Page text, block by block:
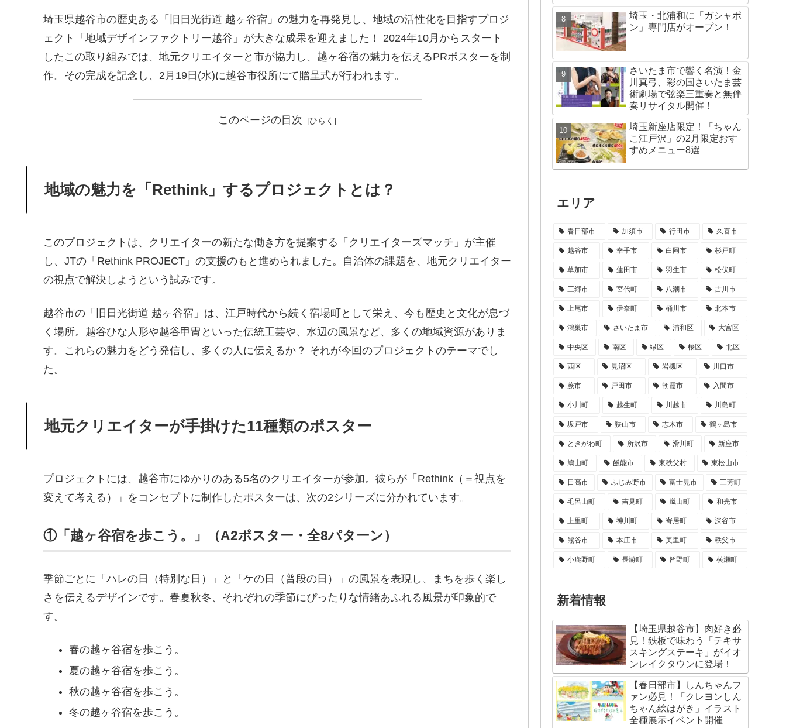
埼玉県越谷市の歴史ある「旧日光街道 越ヶ谷宿」の魅力を再発見し、地域の活性化を目指すプロジ
ェクト「地域デザインファクトリー越谷」が大きな成果を迎えました！ 2024年10月からスタート
したこの取り組みでは、地元クリエイターと市が協力し、越ヶ谷宿の魅力を伝えるPRポスターを制
作。その完成を記念し、2月19日(水)に越谷市役所にて贈呈式が行われます。
このページの目次
地域の魅力を「Rethink」するプロジェクトとは？
このプロジェクトは、クリエイターの新たな働き方を提案する「クリエイターズマッチ」が主催
し、JTの「Rethink PROJECT」の支援のもと進められました。自治体の課題を、地元クリエイター
の視点で解決しようという試みです。
越谷市の「旧日光街道 越ヶ谷宿」は、江戸時代から続く宿場町として栄え、今も歴史と文化が息づ
く場所。越谷ひな人形や越谷甲冑といった伝統工芸や、水辺の風景など、多くの地域資源がありま
す。これらの魅力をどう発信し、多くの人に伝えるか？ それが今回のプロジェクトのテーマでし
た。
地元クリエイターが手掛けた11種類のポスター
プロジェクトには、越谷市にゆかりのある5名のクリエイターが参加。彼らが「Rethink（＝視点を
変えて考える）」をコンセプトに制作したポスターは、次の2シリーズに分かれています。
①「越ヶ谷宿を歩こう。」（A2ポスター・全8パターン）
季節ごとに「ハレの日（特別な日）」と「ケの日（普段の日）」の風景を表現し、まちを歩く楽し
さを伝えるデザインです。春夏秋冬、それぞれの季節にぴったりな情緒あふれる風景が印象的で
す。
春の越ヶ谷宿を歩こう。
夏の越ヶ谷宿を歩こう。
秋の越ヶ谷宿を歩こう。
冬の越ヶ谷宿を歩こう。
埼玉・北浦和に「ガシャポ
ン」専門店がオープン！
さいたま市で響く名演！金
川真弓、彩の国さいたま芸
術劇場で弦楽三重奏と無伴
奏リサイタル開催！
埼玉新座店限定！「ちゃん
こ江戸沢」の2月限定おす
すめメニュー8選
エリア
春日部市 加須市 行田市 久喜市
越谷市 幸手市 白岡市 杉戸町
草加市 蓮田市 羽生市 松伏町
三郷市 宮代町 八潮市 吉川市
上尾市 伊奈町 桶川市 北本市
鴻巣市 さいたま市 浦和区 大宮区
中央区 南区 緑区 桜区 北区
西区 見沼区 岩槻区 川口市
蕨市 戸田市 朝霞市 入間市
小川町 越生町 川越市 川島町
坂戸市 狭山市 志木市 鶴ヶ島市
ときがわ町 所沢市 滑川町 新座市
鳩山町 飯能市 東秩父村 東松山市
日高市 ふじみ野市 富士見市 三芳町
毛呂山町 吉見町 嵐山町 和光市
上里町 神川町 寄居町 深谷市
熊谷市 本庄市 美里町 秩父市
小鹿野町 長瀞町 皆野町 横瀬町
新着情報
【埼玉県越谷市】肉好き必
見！鉄板で味わう「テキサ
スキングステーキ」がイオ
ンレイクタウンに登場！
【春日部市】しんちゃんフ
ァン必見！「クレヨンしん
ちゃん絵はがき」イラスト
全種展示イベント開催